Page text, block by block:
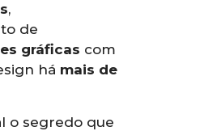
,
de
gráficas com
há mais de
o segredo que